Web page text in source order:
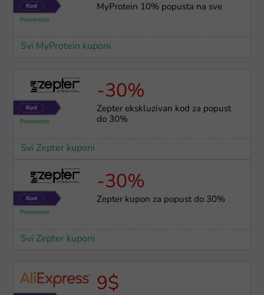
MyProtein 10% popusta na sve
Svi MyProtein kuponi
-30%
Zepter ekskluzivan kod za popust
do 30%
Svi Zepter kuponi
-30%
Zepter kupon za popust do 30%
Svi Zepter kuponi
9$